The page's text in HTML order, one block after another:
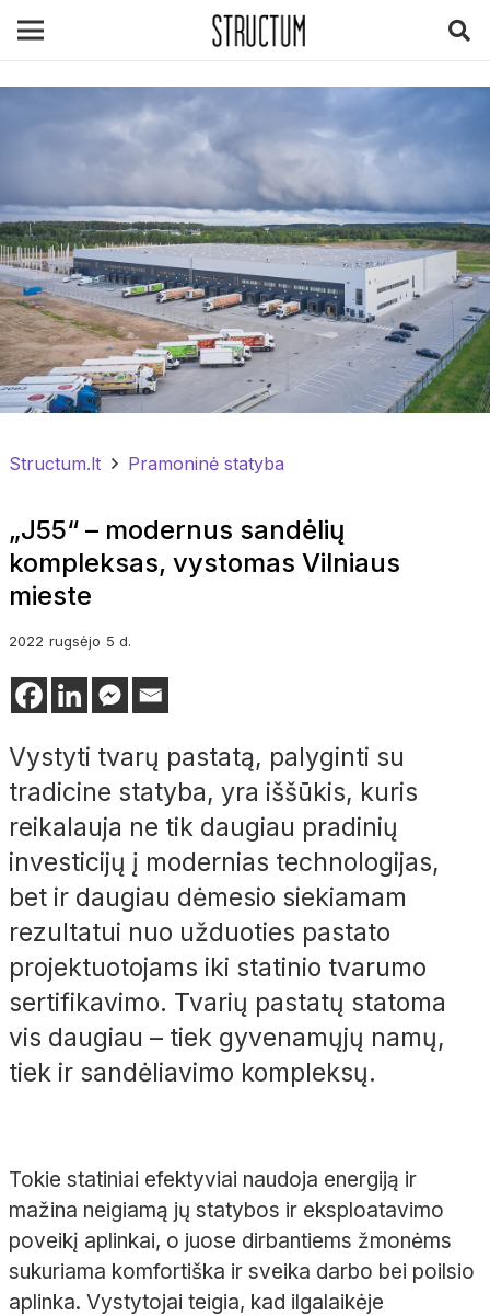
Structum.lt Pramoninė statyba
„J55“ – modernus sandėlių
kompleksas, vystomas Vilniaus
mieste
2022 rugsėjo 5 d.
Vystyti tvarų pastatą, palyginti su
tradicine statyba, yra iššūkis, kuris
reikalauja ne tik daugiau pradinių
investicijų į modernias technologijas,
bet ir daugiau dėmesio siekiamam
rezultatui nuo užduoties pastato
projektuotojams iki statinio tvarumo
sertifikavimo. Tvarių pastatų statoma
vis daugiau – tiek gyvenamųjų namų,
tiek ir sandėliavimo kompleksų.
Tokie statiniai efektyviai naudoja energiją ir
mažina neigiamą jų statybos ir eksploatavimo
poveikį aplinkai, o juose dirbantiems žmonėms
sukuriama komfortiška ir sveika darbo bei poilsio
aplinka. Vystytojai teigia, kad ilgalaikėje